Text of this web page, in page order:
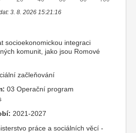
3. 8. 2026 15:21:16
socioekonomickou integraci
komunit, jako jsou Romové
začleňování
03 Operační program
2021-2027
práce a sociálních věcí -